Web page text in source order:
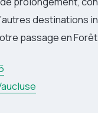
destinations
passage en